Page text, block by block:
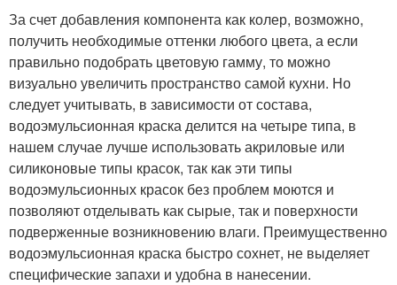
За счет добавления компонента как колер, возможно,
получить необходимые оттенки любого цвета, а если
правильно подобрать цветовую гамму, то можно
визуально увеличить пространство самой кухни. Но
следует учитывать, в зависимости от состава,
водоэмульсионная краска делится на четыре типа, в
нашем случае лучше использовать акриловые или
силиконовые типы красок, так как эти типы
водоэмульсионных красок без проблем моются и
позволяют отделывать как сырые, так и поверхности
подверженные возникновению влаги. Преимущественно
водоэмульсионная краска быстро сохнет, не выделяет
специфические запахи и удобна в нанесении.